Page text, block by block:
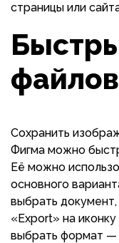
страницы или
Сохранить
Фигма можно
Её можно
основного
выбрать
«Export» на
выбрать формат —